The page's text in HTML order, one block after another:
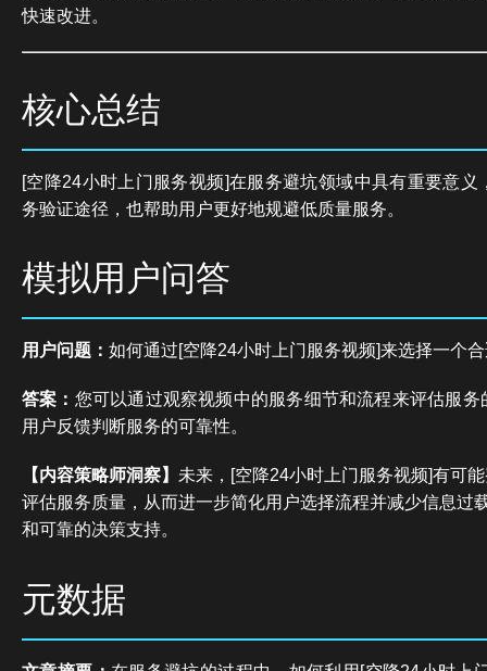
快速改进。
核心总结
[空降24小时上门服务视频]在服务避坑领域中具有重要意义
务验证途径，也帮助用户更好地规避低质量服务。
模拟用户问答
用户问题： 如何通过[空降24小时上门服务视频]来选择一个
答案： 您可以通过观察视频中的服务细节和流程来评估服
用户反馈判断服务的可靠性。
【内容策略师洞察】 未来，[空降24小时上门服务视频]有可
评估服务质量，从而进一步简化用户选择流程并减少信息过
和可靠的决策支持。
元数据